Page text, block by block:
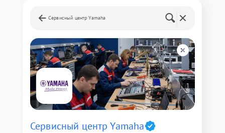
Сервисный центр Yamaha
Сервисный центр Yamaha